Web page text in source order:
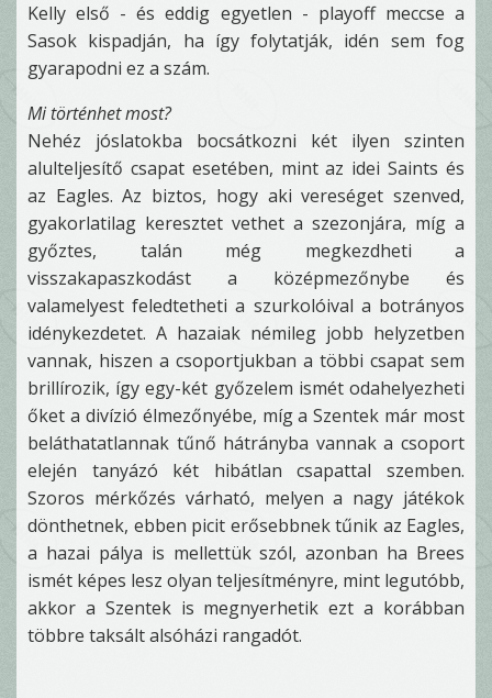
Kelly első - és eddig egyetlen - playoff meccse a
Sasok kispadján, ha így folytatják, idén sem fog
gyarapodni ez a szám.
Mi történhet most?
Nehéz jóslatokba bocsátkozni két ilyen szinten
alulteljesítő csapat esetében, mint az idei Saints és
az Eagles. Az biztos, hogy aki vereséget szenved,
gyakorlatilag keresztet vethet a szezonjára, míg a
győztes, talán még megkezdheti a
visszakapaszkodást a középmezőnybe és
valamelyest feledtetheti a szurkolóival a botrányos
idénykezdetet. A hazaiak némileg jobb helyzetben
vannak, hiszen a csoportjukban a többi csapat sem
brillírozik, így egy-két győzelem ismét odahelyezheti
őket a divízió élmezőnyébe, míg a Szentek már most
beláthatatlannak tűnő hátrányba vannak a csoport
elején tanyázó két hibátlan csapattal szemben.
Szoros mérkőzés várható, melyen a nagy játékok
dönthetnek, ebben picit erősebbnek tűnik az Eagles,
a hazai pálya is mellettük szól, azonban ha Brees
ismét képes lesz olyan teljesítményre, mint legutóbb,
akkor a Szentek is megnyerhetik ezt a korábban
többre taksált alsóházi rangadót.